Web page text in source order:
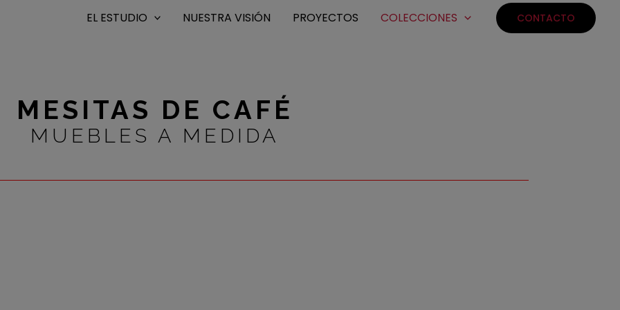
EL ESTUDIO NUESTRA VISIÓN PROYECTOS COLECCIONES CONTACTO
MESITAS DE CAFÉ
MUEBLES A MEDIDA